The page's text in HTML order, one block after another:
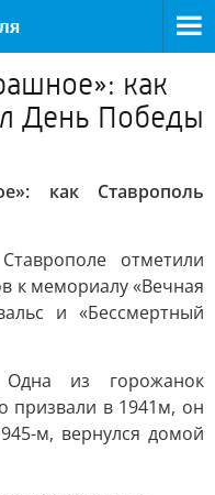
как
День Победы
как Ставрополь
отметили
к мемориалу «Вечная
и «Бессмертный
из горожанок
призвали в 1941м, он
м, вернулся домой